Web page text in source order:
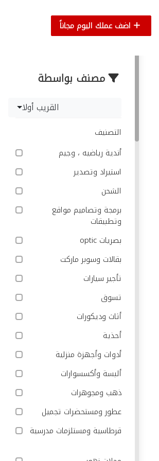
اضف عملك اليوم مجاناً
مصنف بواسطة
القريب أولا
التصنيف
أندية رياضيه ، وجيم
استيراد وتصدير
الشحن
برمجة وتصاميم مواقع
وتطبيقات
بصريات optic
بقالات وسوبر ماركت
تأجير سيارات
تسوق
أثاث وديكورات
أحذية
أدوات وأجهزة منزلية
ألبسة وأكسسوارات
ذهب ومجوهرات
عطور ومستحضرات تجميل
قرطاسية ومستلزمات مدرسية